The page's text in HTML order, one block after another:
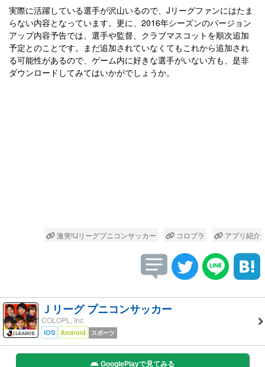
実際に活躍している選手が沢山いるので、Jリーグファンにはたま
らない内容となっています。更に、2016年シーズンのバージョン
アップ内容予告では、選手や監督、クラブマスコットを順次追加
予定とのことです。まだ追加されていなくてもこれから追加され
る可能性があるので、ゲーム内に好きな選手がいない方も、是非
ダウンロードしてみてはいかがでしょうか。
激突!!Jリーグプニコンサッカー コロプラ アプリ紹介
Ｊリーグ プニコンサッカー
COLOPL, Inc.
iOS Android スポーツ
GooglePlayで見てみる